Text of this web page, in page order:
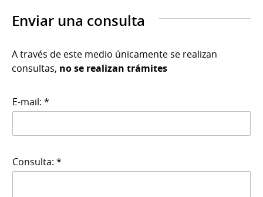
Enviar una consulta
A través de este medio únicamente se realizan
consultas, no se realizan trámites
E-mail: *
Consulta: *